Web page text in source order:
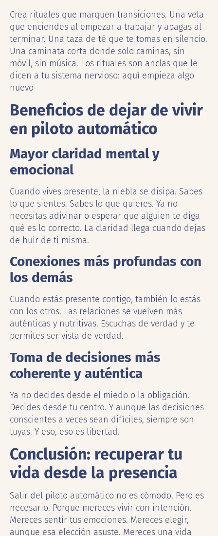
Crea rituales que marquen transiciones. Una vela
que enciendes al empezar a trabajar y apagas al
terminar. Una taza de té que te tomas en silencio.
Una caminata corta donde solo caminas, sin
móvil, sin música. Los rituales son anclas que le
dicen a tu sistema nervioso: aquí empieza algo
nuevo
Beneficios de dejar de vivir
en piloto automático
Mayor claridad mental y
emocional
Cuando vives presente, la niebla se disipa. Sabes
lo que sientes. Sabes lo que quieres. Ya no
necesitas adivinar o esperar que alguien te diga
qué es lo correcto. La claridad llega cuando dejas
de huir de ti misma.
Conexiones más profundas con
los demás
Cuando estás presente contigo, también lo estás
con los otros. Las relaciones se vuelven más
auténticas y nutritivas. Escuchas de verdad y te
permites ser vista de verdad.
Toma de decisiones más
coherente y auténtica
Ya no decides desde el miedo o la obligación.
Decides desde tu centro. Y aunque las decisiones
conscientes a veces sean difíciles, siempre son
tuyas. Y eso, eso es libertad.
Conclusión: recuperar tu
vida desde la presencia
Salir del piloto automático no es cómodo. Pero es
necesario. Porque mereces vivir con intención.
Mereces sentir tus emociones. Mereces elegir,
aunque esa elección asuste. Mereces una vida